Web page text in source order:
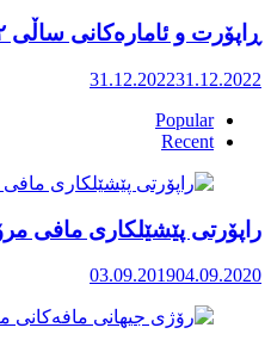
ڕاپۆرت و ئامارەکانی ساڵی ٢٠٢٢زایینی پەیوەست بە خۆکوژی منداڵان لە کوردستان
31.12.202231.12.2022
Popular
Recent
راپۆرتی پێشێلكاری مافی
03.09.201904.09.2020